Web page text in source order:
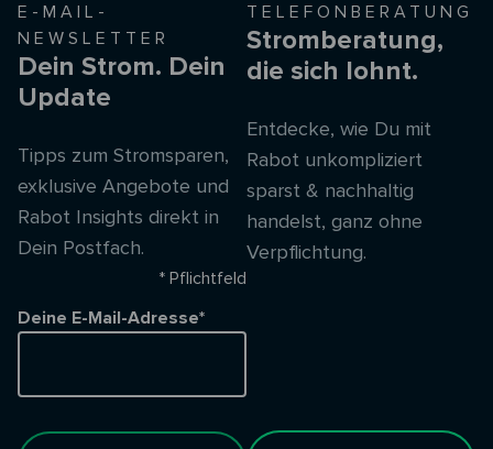
E-MAIL-
NEWSLETTER
Dein Strom. Dein
Update
Tipps zum Stromsparen,
exklusive Angebote und
Rabot Insights direkt in
Dein Postfach.
* Pflichtfeld
Deine E-Mail-Adresse*
TELEFONBERATUNG
Stromberatung,
die sich lohnt.
Entdecke, wie Du mit
Rabot unkompliziert
sparst & nachhaltig
handelst, ganz ohne
Verpflichtung.